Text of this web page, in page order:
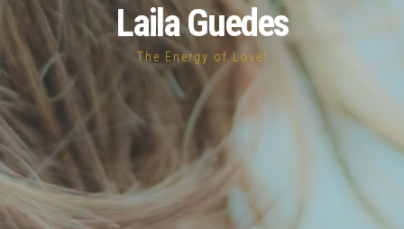
Laila Guedes
The Energy of Love!